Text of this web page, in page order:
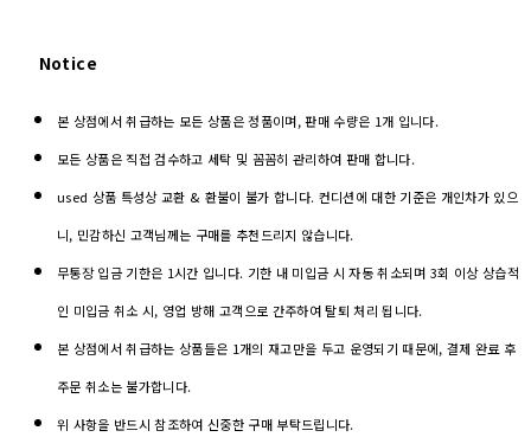
Notice
본 상점에서 취급하는 모든 상품은 정품이며, 판매 수량은 1개 입니다.
모든 상품은 직접 검수하고 세탁 및 꼼꼼히 관리하여 판매 합니다.
used 상품 특성상 교환 & 환불이 불가 합니다. 컨디션에 대한 기준은 개인차가 있으
니, 민감하신 고객님께는 구매를 추천드리지 않습니다.
무통장 입금 기한은 1시간 입니다. 기한 내 미입금 시 자동 취소되며 3회 이상 상습적
인 미입금 취소 시, 영업 방해 고객으로 간주하여 탈퇴 처리 됩니다.
본 상점에서 취급하는 상품들은 1개의 재고만을 두고 운영되기 때문에, 결제 완료 후
주문 취소는 불가합니다.
위 사항을 반드시 참조하여 신중한 구매 부탁드립니다.